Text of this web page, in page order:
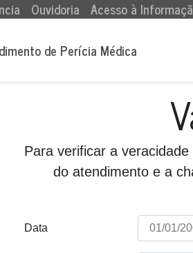
(current)
Ouvidoria Acesso à
de Perícia Médica
Para verificar a
do atendimento e a
Data